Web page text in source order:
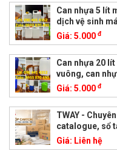
Can nhựa 5 lít
dịch vệ sinh
Giá: 5.000 đ
Can nhựa 20
vuông, can
Giá: 5.000 đ
TWAY -
catalogue, sổ
Giá: Liên hệ